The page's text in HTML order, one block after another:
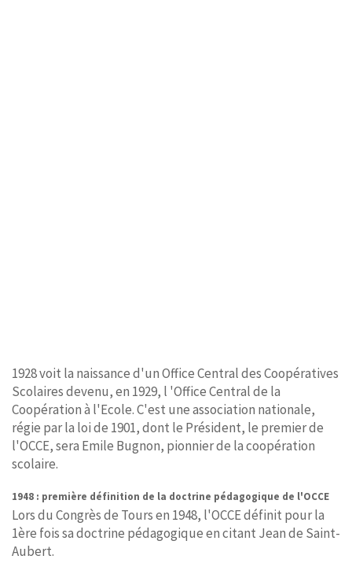
1928 voit la naissance d'un Office Central des Coopératives
Scolaires devenu, en 1929, l 'Office Central de la
Coopération à l'Ecole. C'est une association nationale,
régie par la loi de 1901, dont le Président, le premier de
l'OCCE, sera Emile Bugnon, pionnier de la coopération
scolaire.
1948 : première définition de la doctrine pédagogique de l'OCCE
Lors du Congrès de Tours en 1948, l'OCCE définit pour la
1ère fois sa doctrine pédagogique en citant Jean de Saint-
Aubert.